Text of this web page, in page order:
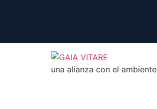
una alianza con el ambiente